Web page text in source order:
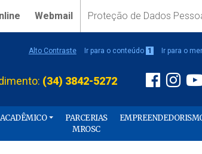
Webmail Proteção de Dados
Alto Contraste Ir para o conteúdo 1 Ir para o
(34) 3842-5272
PARCERIAS
MROSC